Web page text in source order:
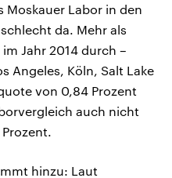
Moskauer Labor in den
da. Mehr als
Jahr 2014 durch –
Angeles, Köln, Salt Lake
von 0,84 Prozent
auch nicht
hinzu: Laut